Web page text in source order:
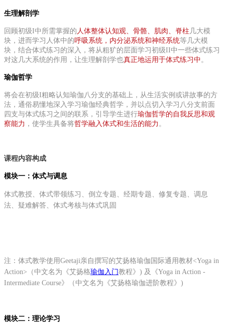
生理解剖学
回顾初级I中所需掌握的 人体整体认知观、骨骼、肌肉、脊柱 几大模
块，进而学习人体中的呼吸系统，内分泌系统和神经系统等几大模
块，结合体式练习的深入，将从粗犷的层面学习初级II中一些体式练习
对这几大系统的作用，让生理解剖学也真正地运用于体式练习中 。
瑜伽哲学
将会在初级I粗略认知瑜伽八分支的基础上，从生活实例或讲故事的方
法，通俗易懂地深入学习瑜伽经典哲学，并以点切入学习八分支前面
四支与体式练习之间的联系，引导学生进行瑜伽哲学的自我反思和观
察能力 ，使学生具备将哲学融入体式和生活的能力 。
课程内容构成
模块一：体式与调息
体式教授、体式带领练习、倒立专题、经期专题、修复专题、调息
法、疑难解答、体式考核与体式巩固
注：体式教学使用Geetaji亲自撰写的艾扬格瑜伽国际通用教材<Yoga in
Action>（中文名为《艾扬格瑜伽入门教程》) 及《Yoga in Action -
Intermediate Course》（中文名为《艾扬格瑜伽进阶教程》)
模块二：理论学习